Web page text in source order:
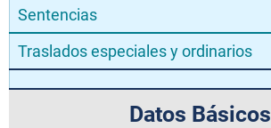
Sentencias
Traslados especiales y ordinarios
Datos Básicos